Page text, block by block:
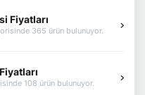
Fiyatları
365 ürün bulunuyor.
108 ürün bulunuyor.